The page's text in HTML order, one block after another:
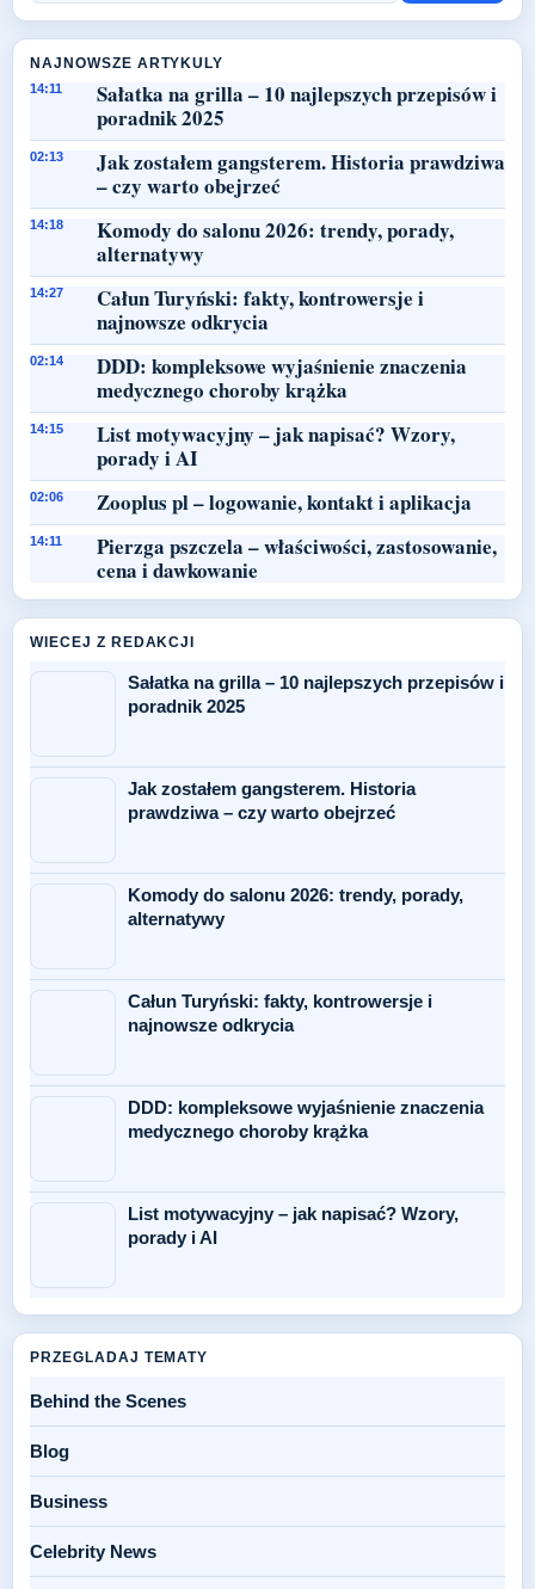
NAJNOWSZE ARTYKULY
14:11
Sałatka na grilla – 10 najlepszych przepisów i
poradnik 2025
02:13
Jak zostałem gangsterem. Historia prawdziwa
– czy warto obejrzeć
14:18
Komody do salonu 2026: trendy, porady,
alternatywy
14:27
Całun Turyński: fakty, kontrowersje i
najnowsze odkrycia
02:14
DDD: kompleksowe wyjaśnienie znaczenia
medycznego choroby krążka
14:15
List motywacyjny – jak napisać? Wzory,
porady i AI
02:06 Zooplus pl – logowanie, kontakt i aplikacja
14:11
Pierzga pszczela – właściwości, zastosowanie,
cena i dawkowanie
WIECEJ Z REDAKCJI
Sałatka na grilla – 10 najlepszych przepisów i
poradnik 2025
Jak zostałem gangsterem. Historia
prawdziwa – czy warto obejrzeć
Komody do salonu 2026: trendy, porady,
alternatywy
Całun Turyński: fakty, kontrowersje i
najnowsze odkrycia
DDD: kompleksowe wyjaśnienie znaczenia
medycznego choroby krążka
List motywacyjny – jak napisać? Wzory,
porady i AI
PRZEGLADAJ TEMATY
Behind the Scenes
Blog
Business
Celebrity News